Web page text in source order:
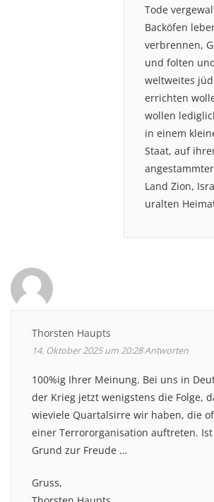
Tode
Backöfen
verbrennen,
und folten
weltweites
errichten
wollen
in einem
Staat, auf
Land Zion,
uralten
Thorsten Haupts
14. Oktober 2025 um 20:28Antworten
100%ig Ihrer Meinung. Bei uns in
der Krieg jetzt wenigstens die Folge,
wieviele Quartalsirre wir haben, die
einer Terrororganisation auftreten.
Grund zur Freude …
Gruss,